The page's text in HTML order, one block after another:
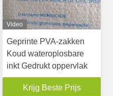
Video
Geprinte PVA-zakken
Koud wateroplosbare
inkt Gedrukt oppervlak
Krijg Beste Prijs